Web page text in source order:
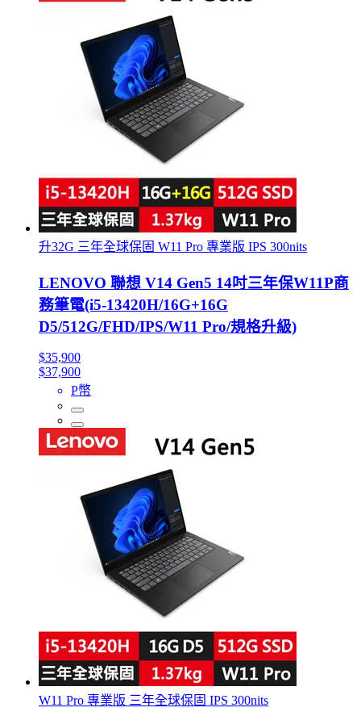
升32G 三年全球保固 W11 Pro 專業版 IPS 300nits
LENOVO 聯想 V14 Gen5 14吋三年保W11P商
務筆電(i5-13420H/16G+16G
D5/512G/FHD/IPS/W11 Pro/規格升級)
$35,900
$37,900
P幣
W11 Pro 專業版 三年全球保固 IPS 300nits